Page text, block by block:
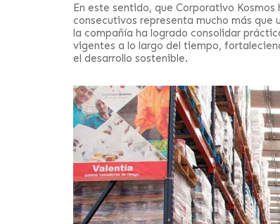
En este sentido, que Corporativo
consecutivos representa mucho más que
la compañía ha logrado consolidar
vigentes a lo largo del tiempo,
el desarrollo sostenible.